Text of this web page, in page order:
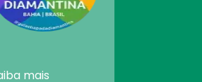
mais